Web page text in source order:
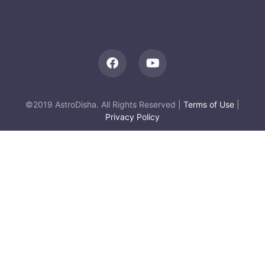
©2019 AstroDisha. All Rights Reserved | Terms of Use
Privacy Policy